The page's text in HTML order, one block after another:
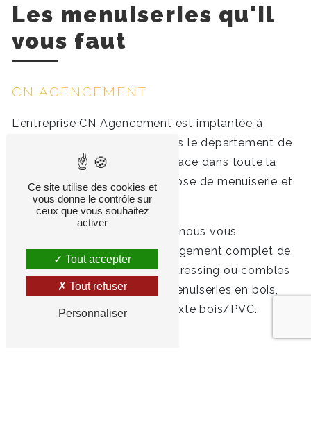
Les menuiseries qu'il
vous faut
CN AGENCEMENT
L'entreprise CN Agencement est implantée à
Irodouër, près de Rennes, dans le département de
l'Ille-et-Vilaine (35) et se déplace dans toute la
région Bretagne pour toute pose de menuiserie et
agencement de cuisines.
Forts de 30 ans d'expérience, nous vous
proposons en effet un aménagement complet de
votre cuisine, salle de bains, dressing ou combles
avec une pose de diverses menuiseries en bois,
alu, PVC, mixte bois/alu et mixte bois/PVC.
Ce site utilise des cookies et
vous donne le contrôle sur
ceux que vous souhaitez
activer
Tout accepter
Tout refuser
Personnaliser